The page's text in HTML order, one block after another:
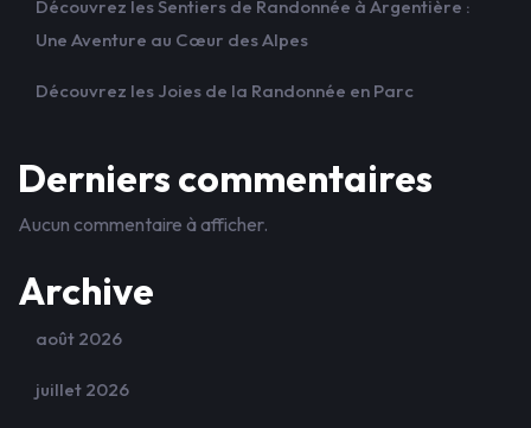
Découvrez les Sentiers de Randonnée à Argentière :
Une Aventure au Cœur des Alpes
Découvrez les Joies de la Randonnée en Parc
Derniers commentaires
Aucun commentaire à afficher.
Archive
août 2026
juillet 2026